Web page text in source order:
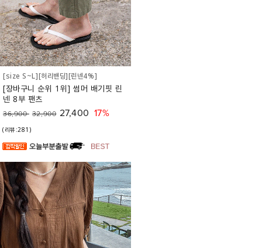
[size S~L][허리밴딩][린넨4%]
[장바구니 순위 1위] 썸머 배기핏 린
넨 8부 팬츠
36,900 32,900 27,400 17%
(리뷰:281)